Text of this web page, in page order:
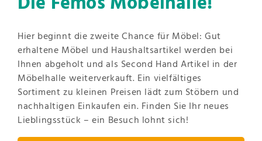
Hier beginnt die zweite Chance für Möbel: Gut
erhaltene Möbel und Haushaltsartikel werden bei
Ihnen abgeholt und als Second Hand Artikel in der
Möbelhalle weiterverkauft. Ein vielfältiges
Sortiment zu kleinen Preisen lädt zum Stöbern und
nachhaltigen Einkaufen ein. Finden Sie Ihr neues
Lieblingsstück – ein Besuch lohnt sich!